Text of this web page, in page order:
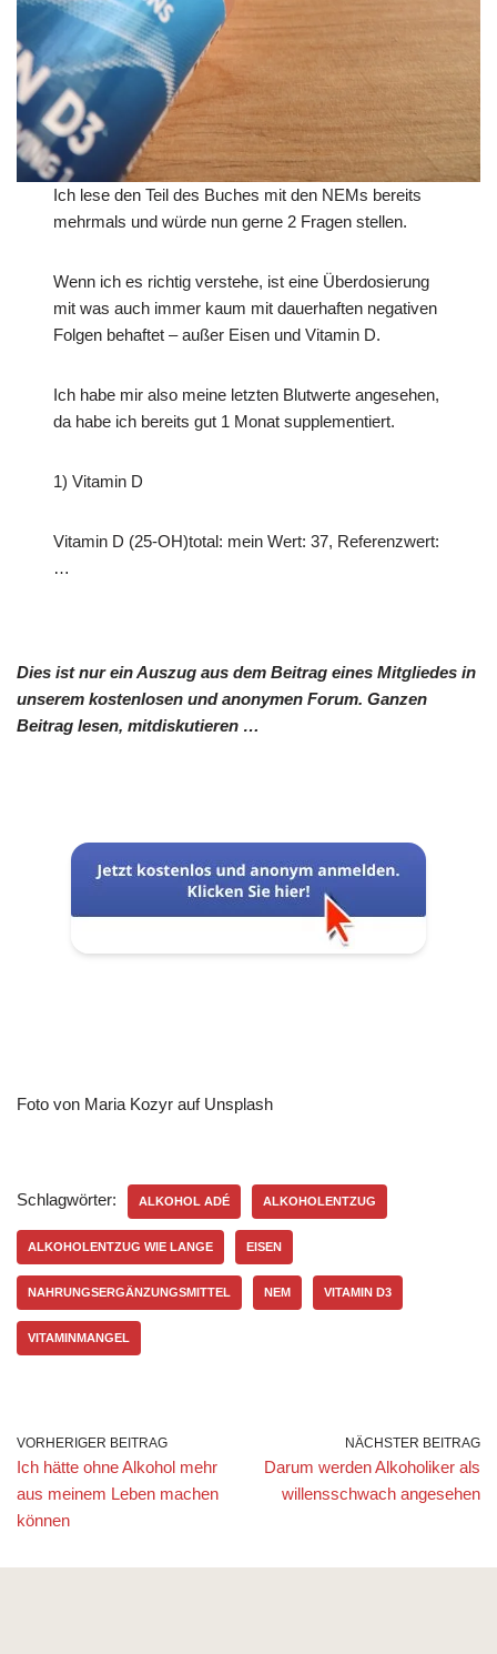
Ich lese den Teil des Buches mit den NEMs bereits
mehrmals und würde nun gerne 2 Fragen stellen.
Wenn ich es richtig verstehe, ist eine Überdosierung
mit was auch immer kaum mit dauerhaften negativen
Folgen behaftet – außer Eisen und Vitamin D.
Ich habe mir also meine letzten Blutwerte angesehen,
da habe ich bereits gut 1 Monat supplementiert.
1) Vitamin D
Vitamin D (25-OH)total: mein Wert: 37, Referenzwert:
…
Dies ist nur ein Auszug aus dem Beitrag eines Mitgliedes in
unserem kostenlosen und anonymen Forum. Ganzen
Beitrag lesen, mitdiskutieren …
Foto von Maria Kozyr auf Unsplash
Schlagwörter: ALKOHOL ADÉ ALKOHOLENTZUG
ALKOHOLENTZUG WIE LANGE EISEN
NAHRUNGSERGÄNZUNGSMITTEL NEM VITAMIN D3
VITAMINMANGEL
VORHERIGER BEITRAG
Ich hätte ohne Alkohol mehr
aus meinem Leben machen
können
NÄCHSTER BEITRAG
Darum werden Alkoholiker als
willensschwach angesehen